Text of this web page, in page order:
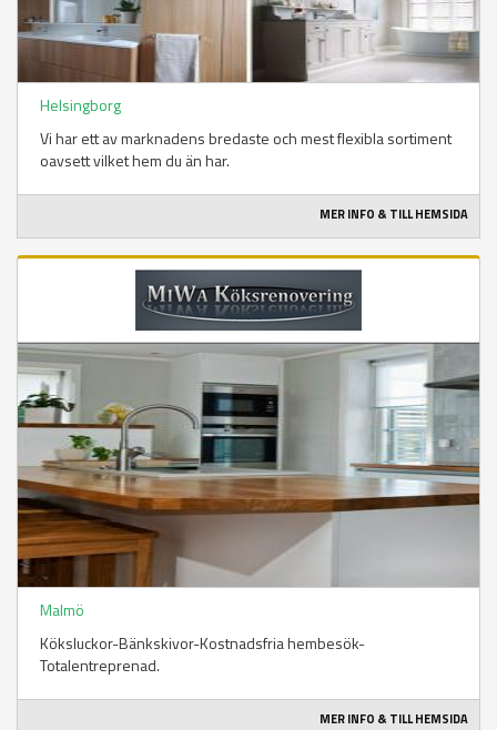
Helsingborg
Vi har ett av marknadens bredaste och mest flexibla sortiment
oavsett vilket hem du än har.
MER INFO & TILL HEMSIDA
Malmö
Köksluckor-Bänkskivor-Kostnadsfria hembesök-
Totalentreprenad.
MER INFO & TILL HEMSIDA